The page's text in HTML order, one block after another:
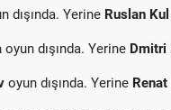
dışında. Yerine Ruslan Kul
oyun dışında. Yerine Dmitri
oyun dışında. Yerine